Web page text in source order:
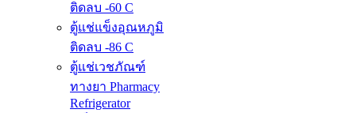
ติดลบ -60 C
ตู้แช่แข็งอุณหภูมิ
ติดลบ -86 C
ตู้แช่เวชภัณฑ์
ทางยา Pharmacy
Refrigerator